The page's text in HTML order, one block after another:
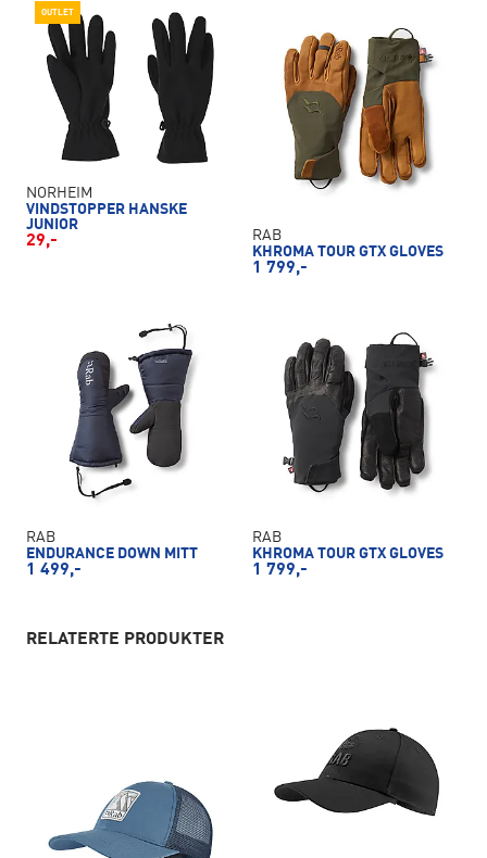
OUTLET
NORHEIM
VINDSTOPPER HANSKE
JUNIOR
29,-
RAB
KHROMA TOUR GTX GLOVES
1 799,-
RAB
ENDURANCE DOWN MITT
1 499,-
RAB
KHROMA TOUR GTX GLOVES
1 799,-
RELATERTE PRODUKTER